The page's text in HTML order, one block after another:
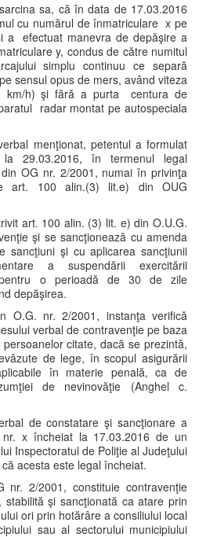
sa, că în data de 17.03.2016
cu numărul de înmatriculare x pe
a efectuat manevra de depăşire a
y, condus de către numitul
simplu continuu ce separă
sensul opus de mers, având viteza
km/h) şi fără a purta centura de
radar montat pe autospeciala
menţionat, petentul a formulat
la 29.03.2016, în termenul legal
OG nr. 2/2001, numai în privinţa
art. 100 alin.(3) lit.e) din OUG
art. 100 alin. (3) lit. e) din O.U.G.
şi se sancţionează cu amenda
sancţiuni şi cu aplicarea sancţiunii
a suspendării exercitării
o perioadă de 30 de zile
depăşirea.
O.G. nr. 2/2001, instanţa verifică
verbal de contravenţie pe baza
citate, dacă se prezintă,
de lege, în scopul asigurării
în materie penală, ca de
de nevinovăţie (Anghel c.
de constatare şi sancţionare a
nr. x încheiat la 17.03.2016 de un
Inspectoratul de Poliţie al Judeţului
acesta este legal încheiat.
2/2001, constituie contravenţie
şi sancţionată ca atare prin
ori prin hotărâre a consiliului local
sau al sectorului municipiului